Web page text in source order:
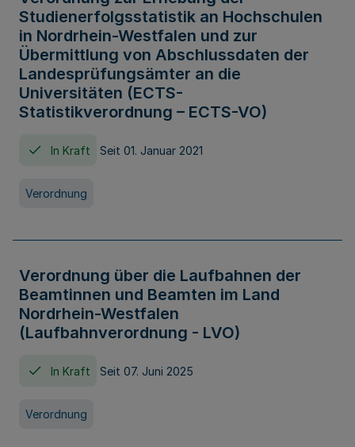
Studienerfolgsstatistik an Hochschulen
in Nordrhein-Westfalen und zur
Übermittlung von Abschlussdaten der
Landesprüfungsämter an die
Universitäten (ECTS-
Statistikverordnung – ECTS-VO)
In Kraft Seit 01. Januar 2021
Verordnung
Verordnung über die Laufbahnen der
Beamtinnen und Beamten im Land
Nordrhein-Westfalen
(Laufbahnverordnung - LVO)
In Kraft Seit 07. Juni 2025
Verordnung